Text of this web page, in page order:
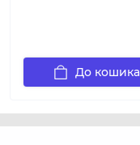
До кошика